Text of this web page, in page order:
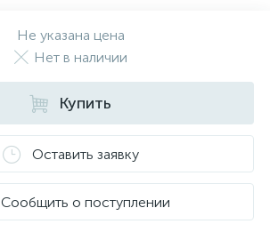
Не указана цена
Нет в наличии
Купить
Оставить заявку
Сообщить о поступлении